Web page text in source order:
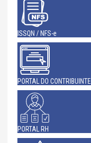
ISSQN / NFS-e
PORTAL DO CONTRIBUINTE
PORTAL RH